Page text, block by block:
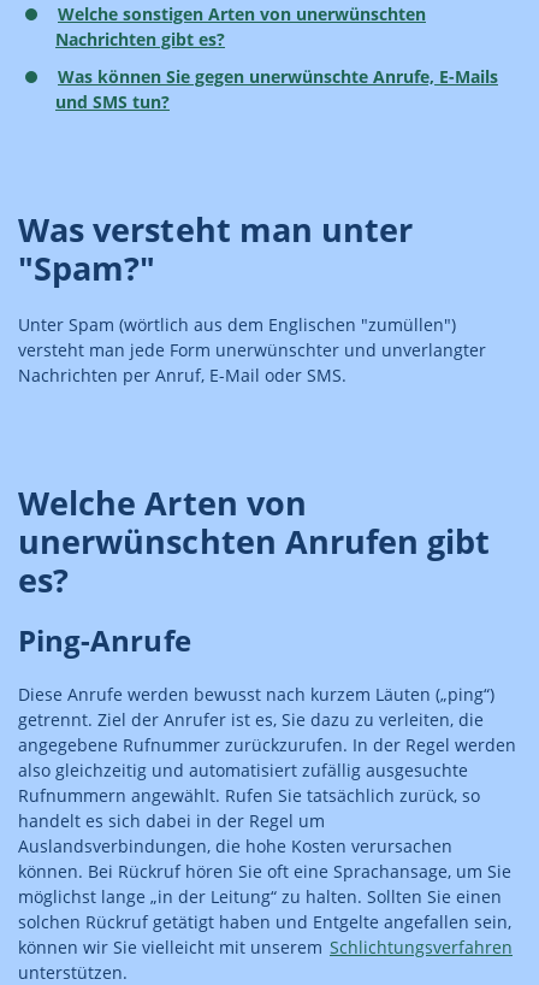
Welche sonstigen Arten von unerwünschten
Nachrichten gibt es?
Was können Sie gegen unerwünschte Anrufe, E-Mails
und SMS tun?
Was versteht man unter
"Spam?"
Unter Spam (wörtlich aus dem Englischen "zumüllen")
versteht man jede Form unerwünschter und unverlangter
Nachrichten per Anruf, E-Mail oder SMS.
Welche Arten von
unerwünschten Anrufen gibt
es?
Ping-Anrufe
Diese Anrufe werden bewusst nach kurzem Läuten („ping“)
getrennt. Ziel der Anrufer ist es, Sie dazu zu verleiten, die
angegebene Rufnummer zurückzurufen. In der Regel werden
also gleichzeitig und automatisiert zufällig ausgesuchte
Rufnummern angewählt. Rufen Sie tatsächlich zurück, so
handelt es sich dabei in der Regel um
Auslandsverbindungen, die hohe Kosten verursachen
können. Bei Rückruf hören Sie oft eine Sprachansage, um Sie
möglichst lange „in der Leitung“ zu halten. Sollten Sie einen
solchen Rückruf getätigt haben und Entgelte angefallen sein,
können wir Sie vielleicht mit unserem Schlichtungsverfahren
unterstützen.